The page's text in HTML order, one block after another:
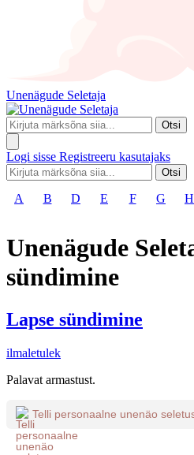
Unenägude Seletaja
Otsi
Logi sisse Registreeru kasutajaks
Otsi
A B D E F G H
Unenägude
sündimine
Lapse sündimine
ilmaletulek
Palavat armastust.
Telli personaalne unenäo